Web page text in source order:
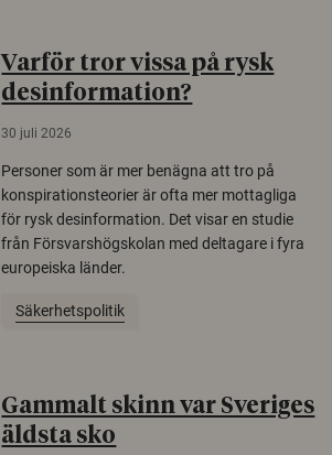
Varför tror vissa på rysk
desinformation?
30 juli 2026
Personer som är mer benägna att tro på
konspirationsteorier är ofta mer mottagliga
för rysk desinformation. Det visar en studie
från Försvarshögskolan med deltagare i fyra
europeiska länder.
Säkerhetspolitik
Gammalt skinn var Sveriges
äldsta sko